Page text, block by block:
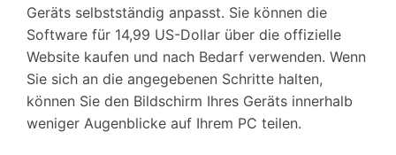
Geräts selbstständig anpasst. Sie können die
Software für 14,99 US-Dollar über die offizielle
Website kaufen und nach Bedarf verwenden. Wenn
Sie sich an die angegebenen Schritte halten,
können Sie den Bildschirm Ihres Geräts innerhalb
weniger Augenblicke auf Ihrem PC teilen.